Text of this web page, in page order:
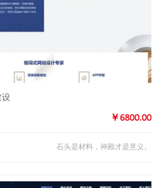
设
￥6800.00
石头是材料，神殿才是意义。